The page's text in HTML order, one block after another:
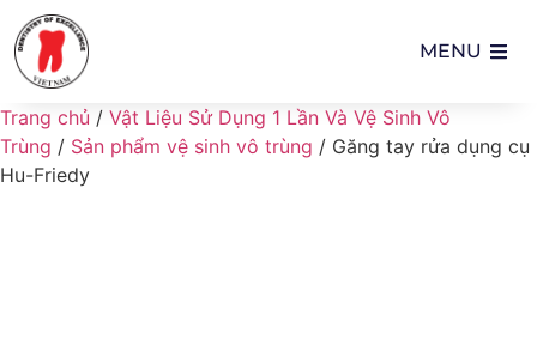
MENU
Trang chủ / Vật Liệu Sử Dụng 1 Lần Và Vệ Sinh Vô
Trùng / Sản phẩm vệ sinh vô trùng / Găng tay rửa dụng cụ
Hu-Friedy